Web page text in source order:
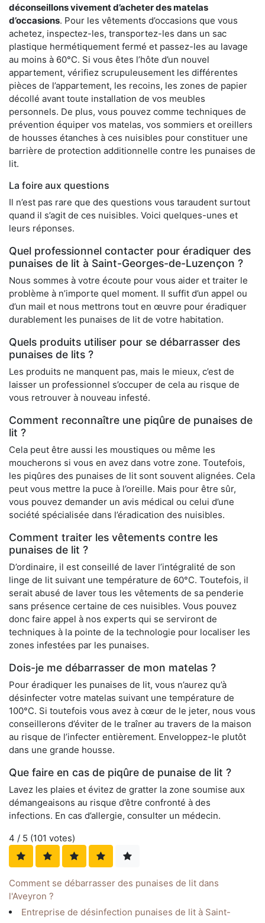
déconseillons vivement d’acheter des matelas
d’occasions. Pour les vêtements d’occasions que vous
achetez, inspectez-les, transportez-les dans un sac
plastique hermétiquement fermé et passez-les au lavage
au moins à 60°C. Si vous êtes l’hôte d’un nouvel
appartement, vérifiez scrupuleusement les différentes
pièces de l’appartement, les recoins, les zones de papier
décollé avant toute installation de vos meubles
personnels. De plus, vous pouvez comme techniques de
prévention équiper vos matelas, vos sommiers et oreillers
de housses étanches à ces nuisibles pour constituer une
barrière de protection additionnelle contre les punaises de
lit.
La foire aux questions
Il n’est pas rare que des questions vous taraudent surtout
quand il s’agit de ces nuisibles. Voici quelques-unes et
leurs réponses.
Quel professionnel contacter pour éradiquer des
punaises de lit à Saint-Georges-de-Luzençon ?
Nous sommes à votre écoute pour vous aider et traiter le
problème à n’importe quel moment. Il suffit d’un appel ou
d’un mail et nous mettrons tout en œuvre pour éradiquer
durablement les punaises de lit de votre habitation.
Quels produits utiliser pour se débarrasser des
punaises de lits ?
Les produits ne manquent pas, mais le mieux, c’est de
laisser un professionnel s’occuper de cela au risque de
vous retrouver à nouveau infesté.
Comment reconnaître une piqûre de punaises de
lit ?
Cela peut être aussi les moustiques ou même les
moucherons si vous en avez dans votre zone. Toutefois,
les piqûres des punaises de lit sont souvent alignées. Cela
peut vous mettre la puce à l’oreille. Mais pour être sûr,
vous pouvez demander un avis médical ou celui d’une
société spécialisée dans l’éradication des nuisibles.
Comment traiter les vêtements contre les
punaises de lit ?
D’ordinaire, il est conseillé de laver l’intégralité de son
linge de lit suivant une température de 60°C. Toutefois, il
serait abusé de laver tous les vêtements de sa penderie
sans présence certaine de ces nuisibles. Vous pouvez
donc faire appel à nos experts qui se serviront de
techniques à la pointe de la technologie pour localiser les
zones infestées par les punaises.
Dois-je me débarrasser de mon matelas ?
Pour éradiquer les punaises de lit, vous n’aurez qu’à
désinfecter votre matelas suivant une température de
100°C. Si toutefois vous avez à cœur de le jeter, nous vous
conseillerons d’éviter de le traîner au travers de la maison
au risque de l’infecter entièrement. Enveloppez-le plutôt
dans une grande housse.
Que faire en cas de piqûre de punaise de lit ?
Lavez les plaies et évitez de gratter la zone soumise aux
démangeaisons au risque d’être confronté à des
infections. En cas d’allergie, consulter un médecin.
4 / 5 (101 votes)
Comment se débarrasser des punaises de lit dans
l'Aveyron ?
Entreprise de désinfection punaises de lit à Saint-